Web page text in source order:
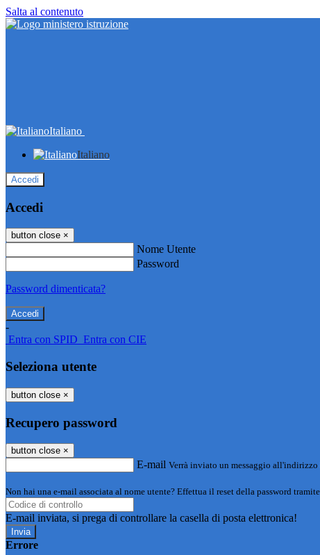
Salta al contenuto
Italiano
Italiano
Accedi
Accedi
button close ×
Nome Utente
Password
Password dimenticata?
-
Entra con SPID Entra con CIE
Seleziona utente
button close ×
Recupero password
button close ×
E-mail Verrà inviato un messaggio
Non hai una e-mail associata al nome utente? Effettua il reset della password
E-mail inviata, si prega di controllare la casella di posta elettronica!
Errore